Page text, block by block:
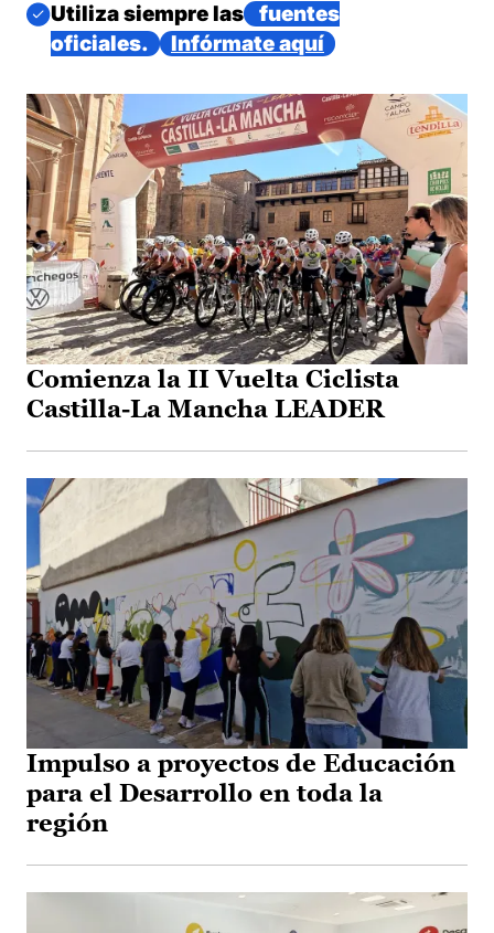
Imagen
Utiliza siempre las
fuentes
oficiales.
Infórmate aquí
Comienza la II Vuelta Ciclista
Castilla-La Mancha LEADER
Impulso a proyectos de Educación
para el Desarrollo en toda la
región